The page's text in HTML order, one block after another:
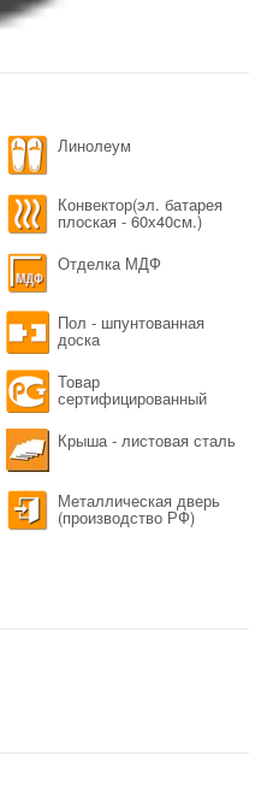
Линолеум
Конвектор(эл. батарея
плоская - 60х40см.)
Отделка МДФ
Пол - шпунтованная
доска
Товар
сертифицированный
Крыша - листовая сталь
Металлическая дверь
(производство РФ)